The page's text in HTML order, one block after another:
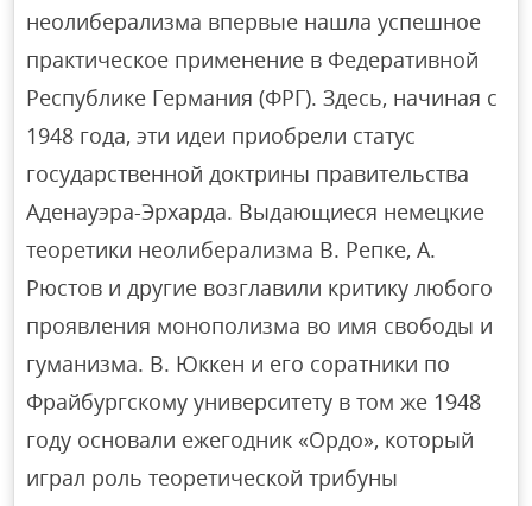
неолиберализма впервые нашла успешное
практическое применение в Федеративной
Республике Германия (ФРГ). Здесь, начиная с
1948 года, эти идеи приобрели статус
государственной доктрины правительства
Аденауэра-Эрхарда. Выдающиеся немецкие
теоретики неолиберализма В. Репке, А.
Рюстов и другие возглавили критику любого
проявления монополизма во имя свободы и
гуманизма. В. Юккен и его соратники по
Фрайбургскому университету в том же 1948
году основали ежегодник «Ордо», который
играл роль теоретической трибуны